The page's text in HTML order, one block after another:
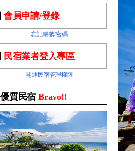
會員申請/登錄
忘記帳號/密碼
民宿業者登入專區
開通民宿管理權限
優質民宿 Bravo!!